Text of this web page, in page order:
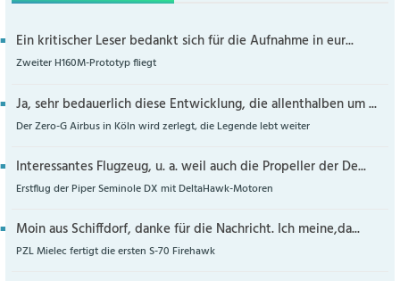
Ein kritischer Leser bedankt sich für die Aufnahme in eur...
Zweiter H160M-Prototyp fliegt
Ja, sehr bedauerlich diese Entwicklung, die allenthalben um ...
Der Zero-G Airbus in Köln wird zerlegt, die Legende lebt weiter
Interessantes Flugzeug, u. a. weil auch die Propeller der De...
Erstflug der Piper Seminole DX mit DeltaHawk-Motoren
Moin aus Schiffdorf, danke für die Nachricht. Ich meine,da...
PZL Mielec fertigt die ersten S-70 Firehawk